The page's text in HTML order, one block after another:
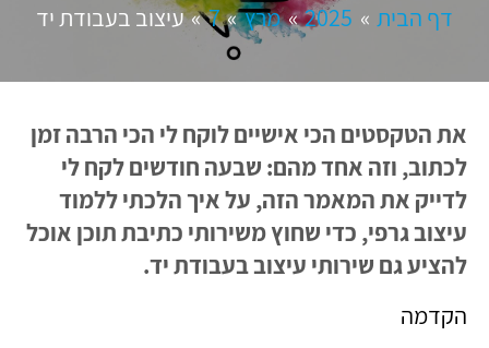
דף הבית
2025 מרץ 7 עיצוב בעבודת יד
את הטקסטים הכי אישיים לוקח לי הכי הרבה זמן
לכתוב, וזה אחד מהם: שבעה חודשים לקח לי
לדייק את המאמר הזה, על איך הלכתי ללמוד
עיצוב גרפי, כדי שחוץ משירותי כתיבת תוכן אוכל
להציע גם שירותי עיצוב בעבודת יד.
הקדמה